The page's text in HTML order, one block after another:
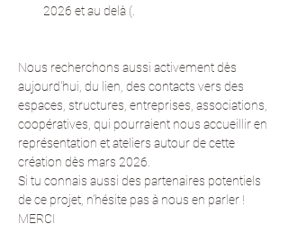
2026 et au delà (.
Nous recherchons aussi activement dès
aujourd'hui, du lien, des contacts vers des
espaces, structures, entreprises, associations,
coopératives, qui pourraient nous accueillir en
représentation et ateliers autour de cette
création dès mars 2026.
Si tu connais aussi des partenaires potentiels
de ce projet, n'hésite pas à nous en parler !
MERCI